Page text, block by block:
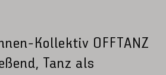
Kollektiv OFFTANZ
Tanz als